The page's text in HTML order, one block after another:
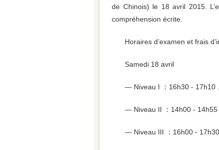
de Chinois) le 18 avril 2015.
compréhension écrite.
Horaires d’examen et frais
Samedi 18 avril
— Niveau I ：16h30 - 17h10
— Niveau II ：14h00 - 14h55
— Niveau III ：16h00 -